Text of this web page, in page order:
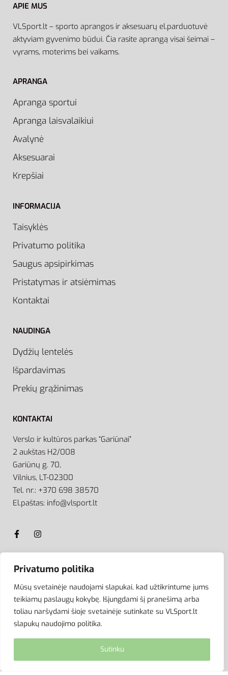
Privatumo politika
Mūsų svetainėje naudojami slapukai, kad užtikrintume jums
teikiamų paslaugų kokybę. Išjungdami šį pranešimą arba
toliau naršydami šioje svetainėje sutinkate su VLSport.lt
slapukų naudojimo politika.
Sutinku
APIE MUS
VLSport.lt – sporto aprangos ir aksesuarų el.parduotuvė
aktyviam gyvenimo būdui. Čia rasite aprangą visai šeimai –
vyrams, moterims bei vaikams.
APRANGA
Apranga sportui
Apranga laisvalaikiui
Avalynė
Aksesuarai
Krepšiai
INFORMACIJA
Taisyklės
Privatumo politika
Saugus apsipirkimas
Pristatymas ir atsiėmimas
Kontaktai
NAUDINGA
Dydžių lentelės
Išpardavimas
Prekių grąžinimas
KONTAKTAI
Verslo ir kultūros parkas “Gariūnai”
2 aukštas H2/008
Gariūnų g. 70,
Vilnius, LT-02300
Tel. nr.: +370 698 38570
El.paštas: info@vlsport.lt
ATSISKAITYMAS